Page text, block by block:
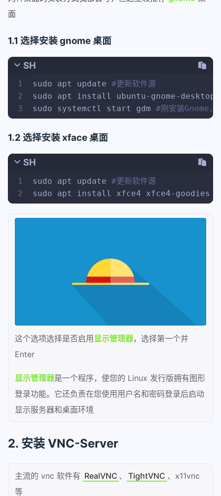
面
1.1 选择安装 gnome 桌面
SH
1
2
3
sudo apt update #更新软件源
sudo apt install ubuntu-gnome-desktop
sudo systemctl start gdm #刚安装Gnome，
1.2 选择安装 xface 桌面
SH
1
2
sudo apt update #更新软件源
sudo apt install xfce4 xfce4-goodies
这个选项选择是否启用显示管理器，选择第一个并
Enter
显示管理器是一个程序，使您的 Linux 发行版拥有图形
登录功能。它还负责在您使用用户名和密码登录后启动
显示服务器和桌面环境
2. 安装 VNC-Server
主流的 vnc 软件有 RealVNC 、 TightVNC 、x11vnc
等